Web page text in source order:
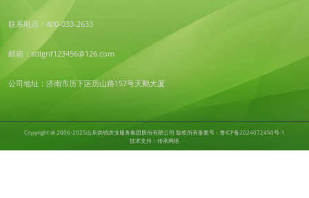
联系电话：400-033-2633
邮箱：sdlgnf123456@126.com
公司地址：济南市历下区历山路157号天鹅大厦
Copyright @ 2006-2025山东供销农业服务集团股份有限公司 版权所有备案号：鲁ICP备2024072450号-1
技术支持：传承网络